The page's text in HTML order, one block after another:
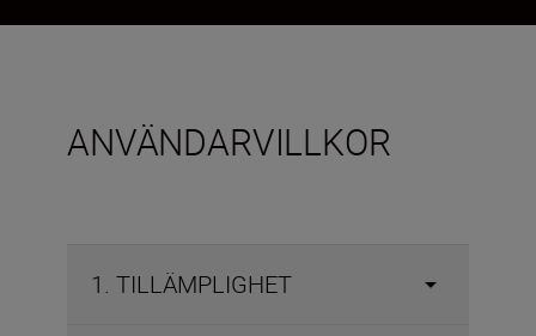
ANVÄNDARVILLKOR
1. TILLÄMPLIGHET